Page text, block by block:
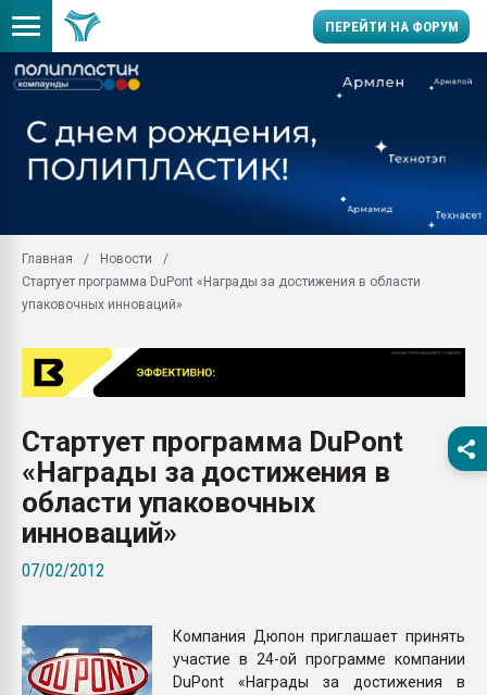
ПЕРЕЙТИ НА ФОРУМ
Вакуум-формовочные
28.07.2026
Всё, что касается
вакуумного
Продам отходы
поликарбоната и АБС-
Главная
Новости
Стартует программа DuPont «Награды за достижения в области
упаковочных инноваций»
Стартует программа DuPont
«Награды за достижения в
области упаковочных
инноваций»
07/02/2012
Компания Дюпон приглашает принять
участие в 24-ой программе компании
DuPont «Награды за достижения в